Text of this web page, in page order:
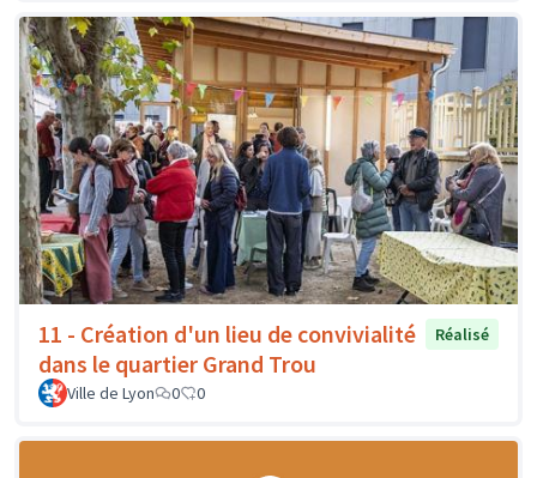
11 - Création d'un lieu de convivialité
dans le quartier Grand Trou
Réalisé
Ville de Lyon 0 0